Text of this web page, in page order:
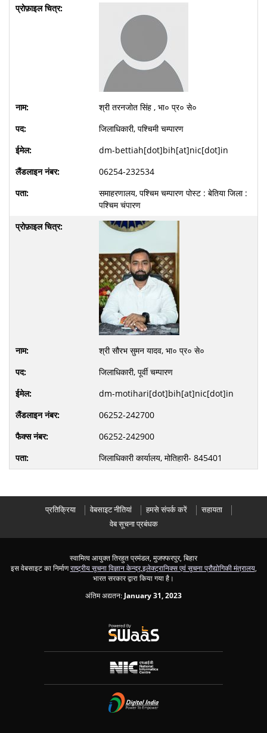
श्री तरनजोत सिंह , भा० प्र० से०
जिलाधिकारी, पश्चिमी चम्पारण
dm-bettiah[dot]bih[at]nic[dot]in
06254-232534
समाहरणालय, पश्चिम चम्पारण पोस्ट : बेतिया जिला :
पश्चिम चंपारण
श्री सौरभ सुमन यादव, भा० प्र० से०
जिलाधिकारी, पूर्वी चम्पारण
dm-motihari[dot]bih[at]nic[dot]in
06252-242700
06252-242900
जिलाधिकारी कार्यालय, मोतिहारी- 845401
प्रतिक्रिया वेबसाइट नीतियां हमसे संपर्क करें
सहायता
वेब सूचना प्रबंधक
स्वामित्व आयुक्त तिरहुत प्रमंडल, मुजफ्फरपुर, बिहार
इस वेबसाइट का निर्माणराष्ट्रीय सूचना विज्ञान केन्द्र,इलेक्ट्रानिक्स एवं सूचना प्रौद्योगिकी मंत्रालय,
भारत सरकार द्वारा किया गया है।
अंतिम अद्यतन: January 31, 2023